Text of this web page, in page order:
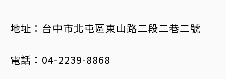
地址：台中市北屯區東山路二段二巷二號
電話：04-2239-8868